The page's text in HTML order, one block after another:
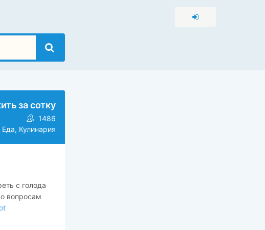
за сотку
1486
Еда, Кулинария
с голода
вопросам